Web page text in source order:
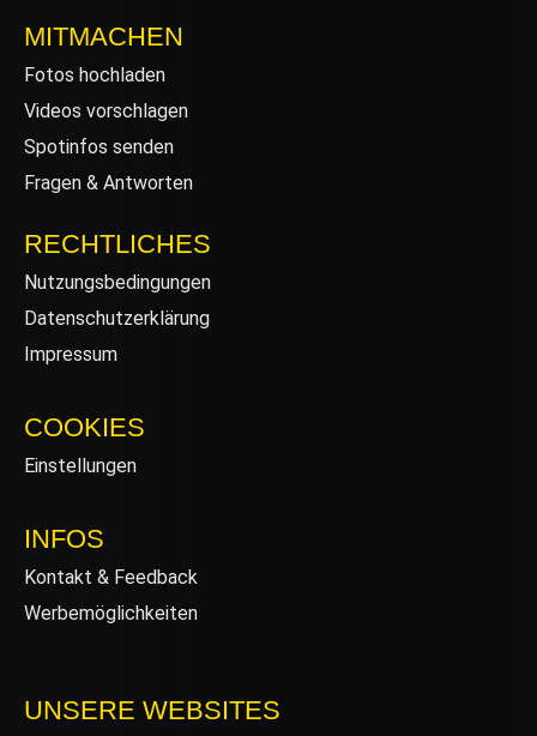
MITMACHEN
Fotos hochladen
Videos vorschlagen
Spotinfos senden
Fragen & Antworten
RECHTLICHES
Nutzungsbedingungen
Datenschutzerklärung
Impressum
COOKIES
Einstellungen
INFOS
Kontakt & Feedback
Werbemöglichkeiten
UNSERE WEBSITES